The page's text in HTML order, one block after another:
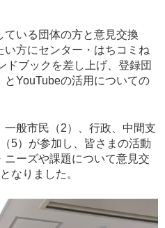
いる団体の方と意見交換
い方にセンター・はちコミね
ドブックを差し上げ、登録団
YouTubeの活用についての
般市民（2）、行政、中間支
5）が参加し、皆さまの活動
ーズや課題について意見交
なりました。